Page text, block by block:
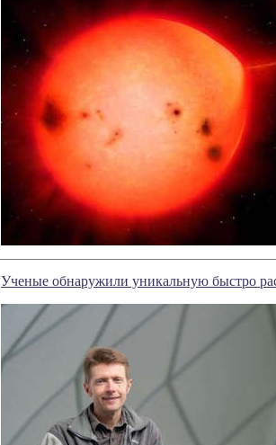
Ученые обнаружили уникальную быстро